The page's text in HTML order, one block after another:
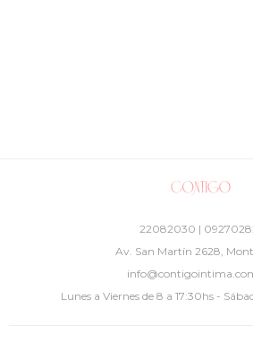
22082030 |
Av. San Martín 2628,
Lunes a Viernes de 8 a 17:30hs -